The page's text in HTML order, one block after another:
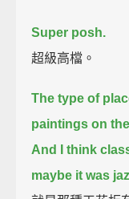
Super posh.
超級高檔。
The type of
paintings on
And I think
maybe it was